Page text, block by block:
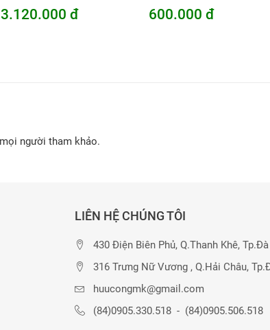
3.120.000 đ 600.000 đ
người tham khảo.
LIÊN HỆ CHÚNG TÔI
430 Điện Biên Phủ, Q.Thanh Khê,
316 Trưng Nữ Vương , Q.Hải Châu,
huucongmk@gmail.com
(84)0905.330.518 - (84)0905.506.518